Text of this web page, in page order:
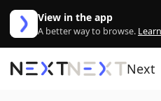
Aller au contenu
View in the app
A better way to browse.
Next